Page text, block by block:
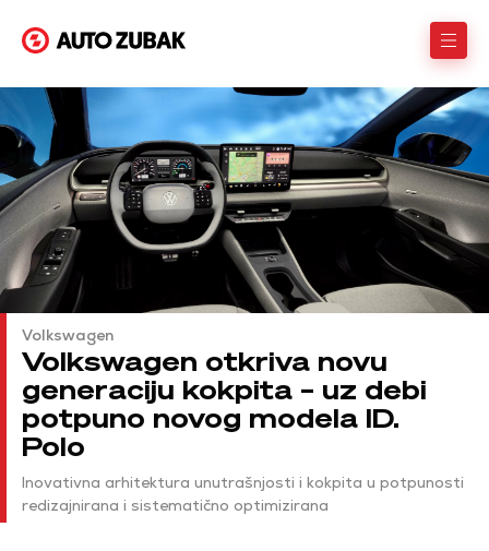
Volkswagen
Volkswagen otkriva novu
generaciju kokpita – uz debi
potpuno novog modela ID.
Polo
Inovativna arhitektura unutrašnjosti i kokpita u potpunosti
redizajnirana i sistematično optimizirana